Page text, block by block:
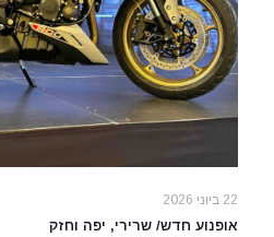
22 ביוני 2026
אופנוע חדש/ שרירי, יפה וחזק